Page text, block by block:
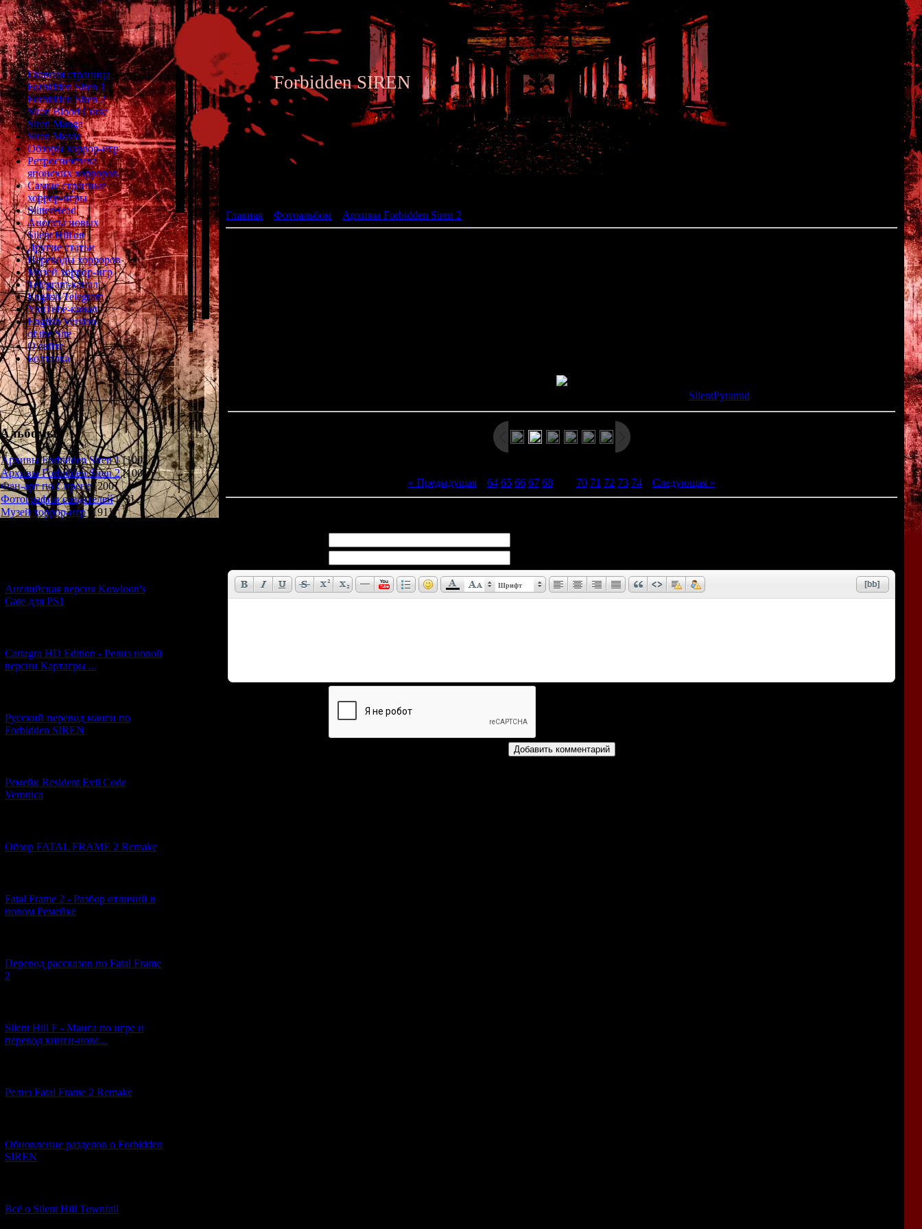
Главная страница
Forbidden Siren 1
Forbidden Siren 2
Siren Blood Curse
Siren Manga
Siren Movie
Обзоры хоррор-игр
Ретроспектива
японских хорроров
Самые странные
хоррор-игры
SlitterHead
Анонсы новых
Silent Hill'ов
Другие статьи
Переводы хорроров
Музей хоррор-игр
Telegram-канал
English Telegram
YouTube-канал
English Version
of the Site
О сайте
Болталка
Альбомы
Архивы Forbidden Siren 1 [100]
Архивы Forbidden Siren 2 [100]
Фан-арт по Сирене [200]
Фотографии создателей [73]
Музей хоррор-игр
[191]
Английская версия Kowloon's
Gate для PS1
Cartagra HD Edition - Релиз новой
версии Картагры ...
Русский перевод манги по
Forbidden SIREN
Ремейк Resident Evil Code
Veronica
Обзор FATAL FRAME 2 Remake
Fatal Frame 2 - Разбор отличий в
новом Ремейке
Перевод рассказов по Fatal Frame
2
Silent Hill F - Манга по игре и
перевод книги-нове...
Релиз Fatal Frame 2 Remake
Обновление разделов о Forbidden
SIREN
Всё о Silent Hill Townfall
Forbidden SIREN
Главная Фотоальбом Архивы Forbidden Siren 2
SilentPyramid
« Предыдущая| 64 65 66 67 68[ 70 71 72 73 74| Следующая »
Шрифт